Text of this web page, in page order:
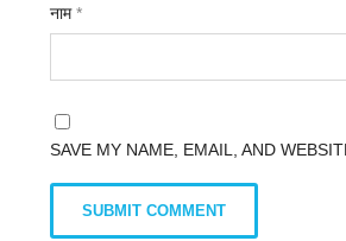
नाम*
SAVE MY NAME, EMAIL, AND